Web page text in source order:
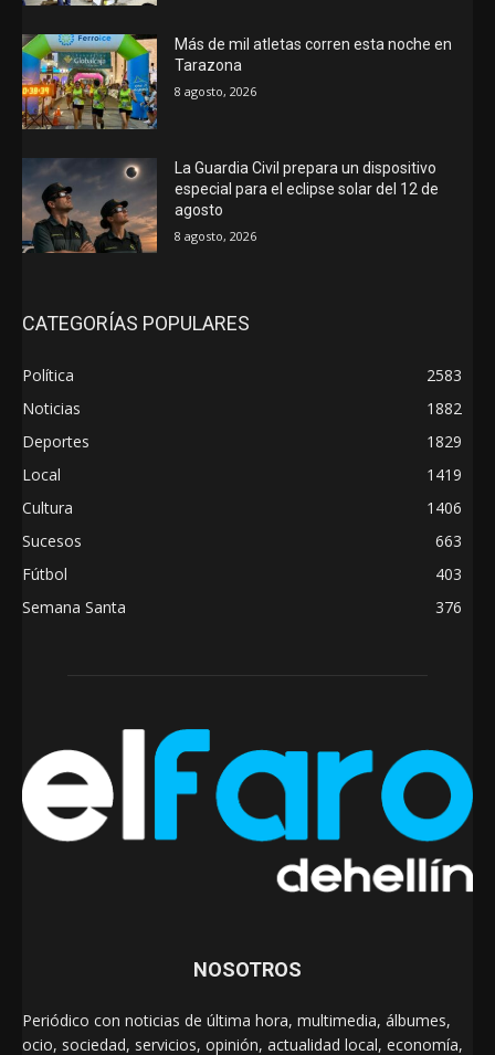
Más de mil atletas corren esta noche en
Tarazona
8 agosto, 2026
La Guardia Civil prepara un dispositivo
especial para el eclipse solar del 12 de
agosto
8 agosto, 2026
CATEGORÍAS POPULARES
Política
2583
Noticias
1882
Deportes
1829
Local
1419
Cultura
1406
Sucesos
663
Fútbol
403
Semana Santa
376
NOSOTROS
Periódico con noticias de última hora, multimedia, álbumes,
ocio, sociedad, servicios, opinión, actualidad local, economía,